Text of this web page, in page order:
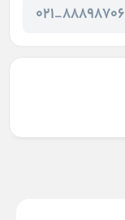
88898706_021